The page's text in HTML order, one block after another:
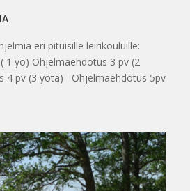
eri pituisille leirikouluille:
1 yö) Ohjelmaehdotus 3 pv (2
4 pv (3 yötä) Ohjelmaehdotus 5pv